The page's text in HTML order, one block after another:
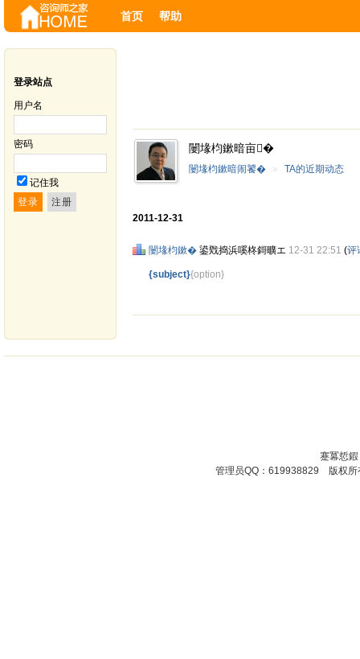
首页 帮助
登录站点
用户名
密码
记住我
闄堟枃鏉暗亩�
闄堟枃鏉暗闹饕� » TA的近期动态
2011-12-31
闄堟枃鏉� 鍙戣捣浜嗘柊鎶曠エ 12-31 22:51 (评
{subject}{option}
蹇冪悊
管理员QQ：619938829 版权